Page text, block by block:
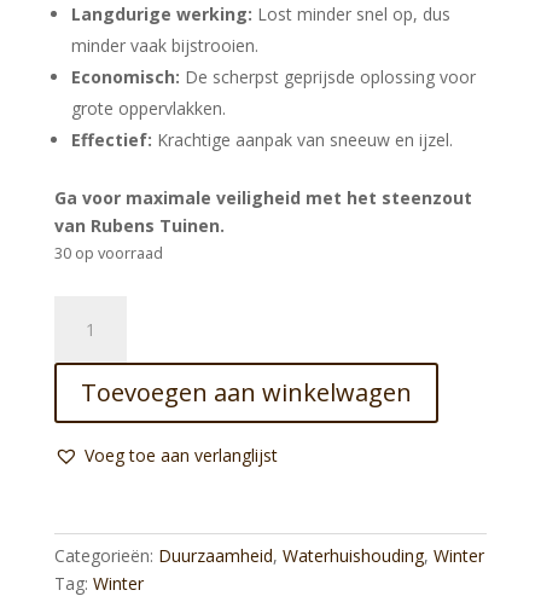
Langdurige werking: Lost minder snel op, dus
minder vaak bijstrooien.
Economisch: De scherpst geprijsde oplossing voor
grote oppervlakken.
Effectief: Krachtige aanpak van sneeuw en ijzel.
Ga voor maximale veiligheid met het steenzout
van Rubens Tuinen.
30 op voorraad
kg
Natuurlijk
Dooizout
Korrel
aantal
Toevoegen aan winkelwagen
Voeg toe aan verlanglijst
Categorieën: Duurzaamheid, Waterhuishouding, Winter
Tag: Winter